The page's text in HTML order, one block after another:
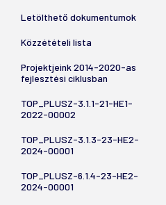
Letölthető dokumentumok
Közzétételi lista
Projektjeink 2014-2020-as
fejlesztési ciklusban
TOP_PLUSZ-3.1.1-21-HE1-
2022-00002
TOP_PLUSZ-3.1.3-23-HE2-
2024-00001
TOP_PLUSZ-6.1.4-23-HE2-
2024-00001